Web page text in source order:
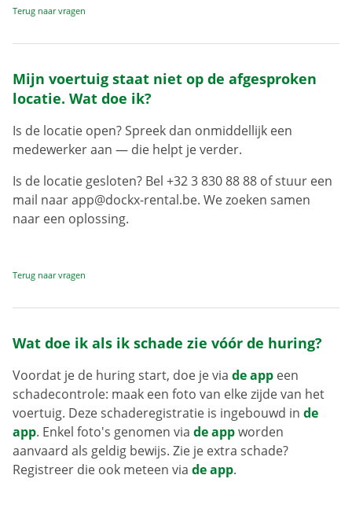
Terug naar vragen
Mijn voertuig staat niet op de afgesproken
locatie. Wat doe ik?
Is de locatie open? Spreek dan onmiddellijk een
medewerker aan — die helpt je verder.
Is de locatie gesloten? Bel +32 3 830 88 88 of stuur een
mail naar app@dockx-rental.be. We zoeken samen
naar een oplossing.
Terug naar vragen
Wat doe ik als ik schade zie vóór de huring?
Voordat je de huring start, doe je via de app een
schadecontrole: maak een foto van elke zijde van het
voertuig. Deze schaderegistratie is ingebouwd in de
app. Enkel foto's genomen via de appworden
aanvaard als geldig bewijs. Zie je extra schade?
Registreer die ook meteen via de app.